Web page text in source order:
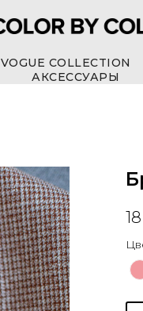
VOGUE COLLECTION
АКСЕССУАРЫ